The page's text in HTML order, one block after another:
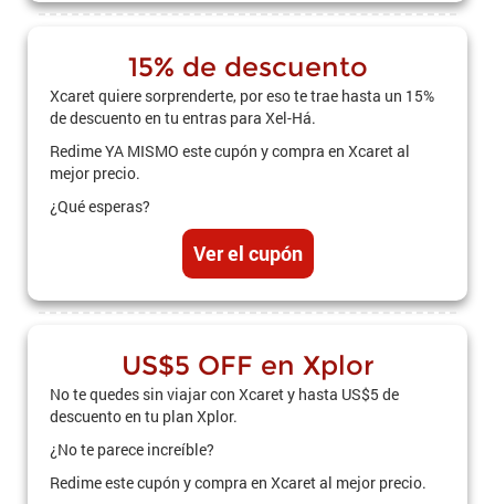
15% de descuento
Xcaret quiere sorprenderte, por eso te trae hasta un 15%
de descuento en tu entras para Xel-Há.
Redime YA MISMO este cupón y compra en Xcaret al
mejor precio.
¿Qué esperas?
Ver el cupón
US$5 OFF en Xplor
No te quedes sin viajar con Xcaret y hasta US$5 de
descuento en tu plan Xplor.
¿No te parece increíble?
Redime este cupón y compra en Xcaret al mejor precio.